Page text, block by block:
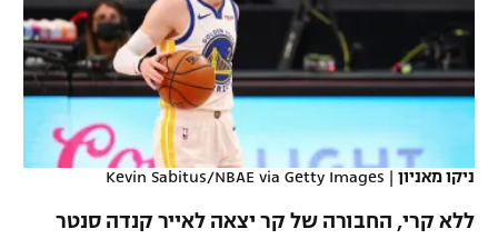
VOD
רץ ברשת
תוצאות
נבחרת ישראל
מכבי חיפה
בית"ר ירושלים
מכבי תל אביב
ליגה ספרדית
ליגה איטלקית
ליגה צרפתית
ליגה הולנדית
מכבי תל אביב
הפועל ירושלים
דני אבדיה
יורוליג
יורוקאפ
טניס
כדורעף
שחייה
ניקו מאניון |
Kevin Sabitus/NBAE via Getty Images
ללא קרי, החבורה של קר יצאה לאייר קנדה סנטר